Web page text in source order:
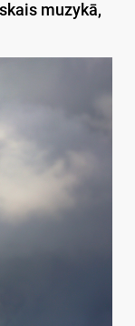
muzykā,